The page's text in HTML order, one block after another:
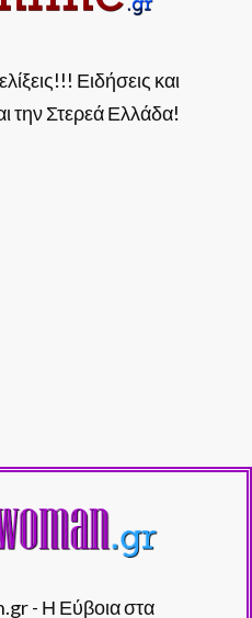
Ειδήσεις και
την Στερεά Ελλάδα!
- Η Εύβοια στα